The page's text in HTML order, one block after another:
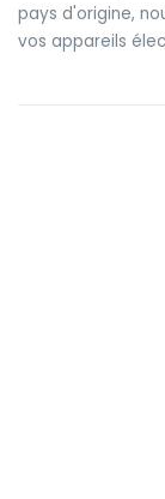
pays d'origine,
vos appareils